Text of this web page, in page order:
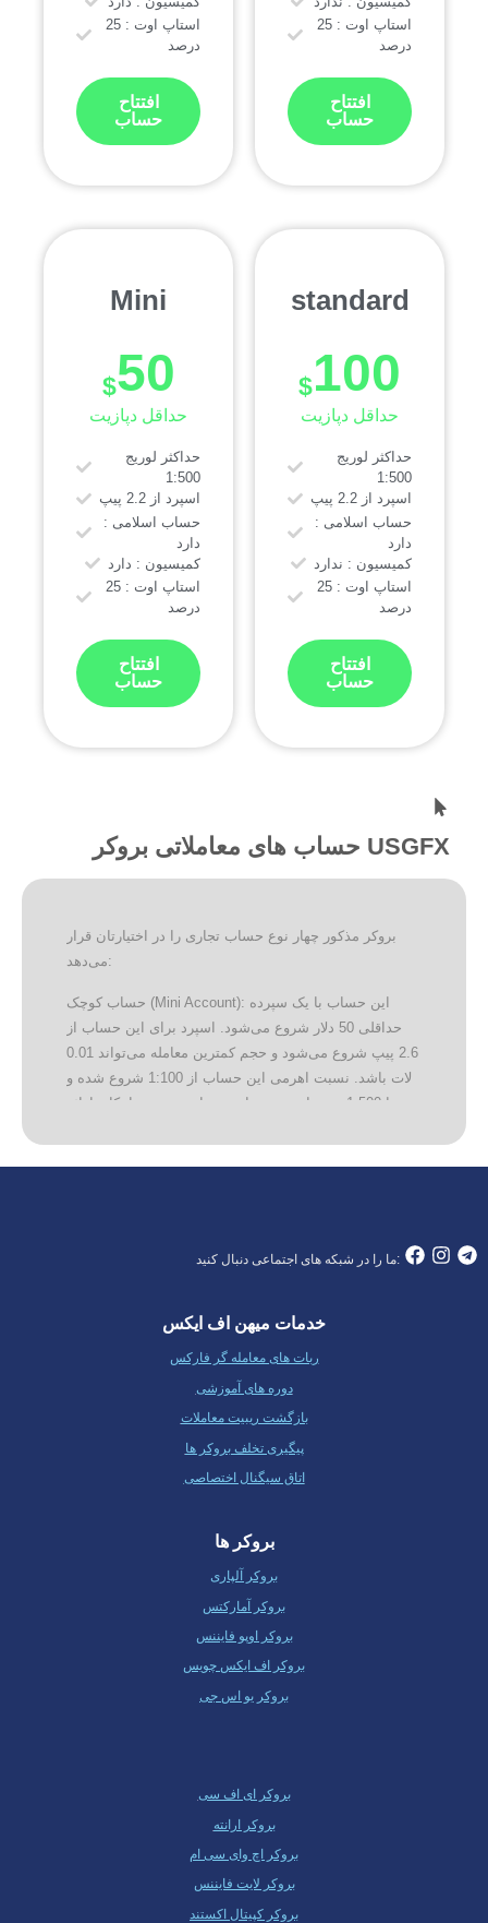
استاپ اوت : 25
درصد
افتتاح
حساب
استاپ اوت : 25
درصد
افتتاح
حساب
Mini
$50
حداقل دپازیت
حداکثر لوریج
1:500
اسپرد از 2.2 پیپ
حساب اسلامی :
دارد
کمیسیون : دارد
استاپ اوت : 25
درصد
افتتاح
حساب
standard
$100
حداقل دپازیت
حداکثر لوریج
1:500
اسپرد از 2.2 پیپ
حساب اسلامی :
دارد
کمیسیون : ندارد
استاپ اوت : 25
درصد
افتتاح
حساب
حساب های معاملاتی بروکر USGFX
بروکر مذکور چهار نوع حساب تجاری را در اختیارتان قرار
می‌دهد:
حساب کوچک (Mini Account): این حساب با یک سپرده
حداقلی 50 دلار شروع می‌شود. اسپرد برای این حساب از
2.6 پیپ شروع می‌شود و حجم کمترین معامله می‌تواند 0.01
لات باشد. نسبت اهرمی این حساب از 1:100 شروع شده و
تا 1:500 می‌تواند برسد. این حساب همچنین امکان ارائه
این حساب نیز 0.01 لات است و نسبت اهرمی مشابه
حساب‌های قبلی است. حساب Pro-ECN: برای این حساب،
و حجم کمترین معامله مشابه با حساب‌های دیگر است.
تفاوت این حساب با حساب VIP در فناوری استفاده شده
برای اجرای سفارشات است که در این حساب از فناوری
ما را در شبکه های اجتماعی دنبال کنید:
خدمات میهن اف ایکس
ربات های معامله گر فارکس
دوره های آموزشی
بازگشت ریبیت معاملات
پیگیری تخلف بروکر ها
اتاق سیگنال اختصاصی
بروکر ها
بروکر آلپاری
بروکر آمارکتس
بروکر اوپو فایننس
بروکر اف ایکس چویس
بروکر یو اس جی
بروکر ای اف سی
بروکر ارانته
بروکر اچ وای سی ام
بروکر لایت فایننس
بروکر کپیتال اکستند